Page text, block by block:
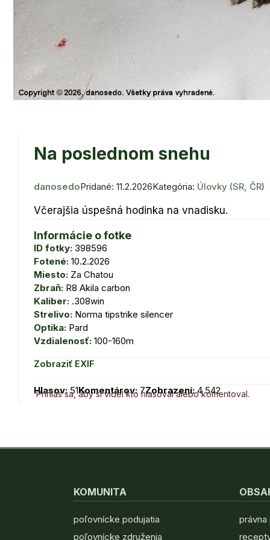
Na poslednom snehu
danosedoPridané: 11.2.2026Kategória: Úlovky (SR, ČR)
Včerajšia úspešná hodinka na vnadisku.
Informácie o fotke
ID fotky: 398596
Fotené: 10.2.2026
Miesto: Za Chatou
Zbraň: R8 Akila carbon
Kaliber: .308win
Strelivo: Norma tipstrike silencer
Optika: Pard
Vzdialenosť: 100-160m
Zobraziť EXIF
Hlasov:51Komentárov:7Zobrazení:4 542
Prihlás sa, aby si videl kto hlasoval alebo komentoval.
KOMUNITA
poľovnícke podujatia
poľovnícke združenia
právna